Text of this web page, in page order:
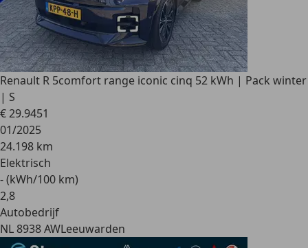
Renault R 5comfort range iconic cinq 52 kWh | Pack winter
| S
€ 29.9451
01/2025
24.198 km
Elektrisch
- (kWh/100 km)
2,8
Autobedrijf
NL 8938 AWLeeuwarden